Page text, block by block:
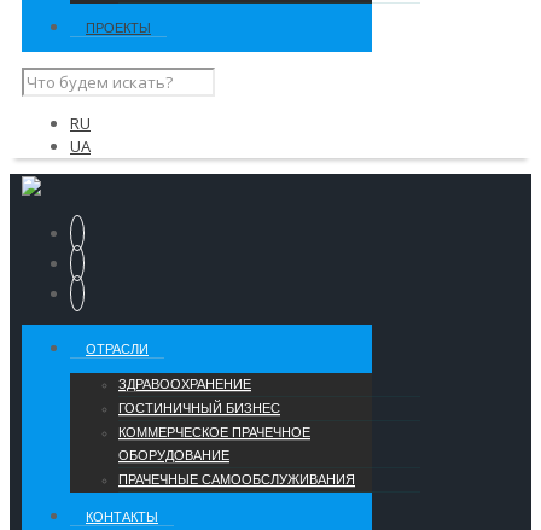
ПРОЕКТЫ
RU
UA
ОТРАСЛИ
ЗДРАВООХРАНЕНИЕ
ГОСТИНИЧНЫЙ БИЗНЕС
КОММЕРЧЕСКОЕ ПРАЧЕЧНОЕ
ОБОРУДОВАНИЕ
ПРАЧЕЧНЫЕ САМООБСЛУЖИВАНИЯ
КОНТАКТЫ